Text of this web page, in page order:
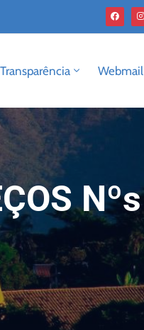
Transparência Webmail
Nºs